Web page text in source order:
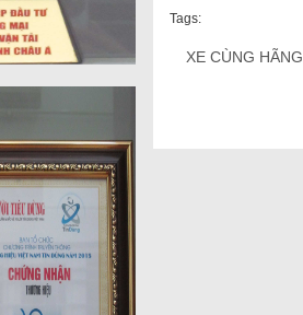
Tags:
XE CÙNG HÃNG